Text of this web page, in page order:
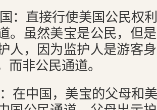
：直接行使美国公民权
。虽然美宝是公民，但
人，因为监护人是游客
而非公民通道。
在中国，美宝的父母和